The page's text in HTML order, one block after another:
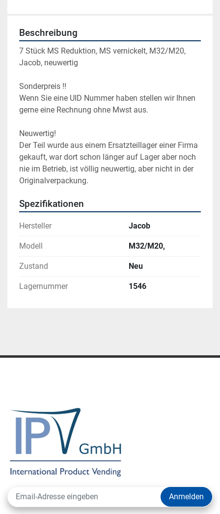
Beschreibung
7 Stück MS Reduktion, MS vernickelt, M32/M20,
Jacob, neuwertig
Sonderpreis !!
Wenn Sie eine UID Nummer haben stellen wir Ihnen
gerne eine Rechnung ohne Mwst aus.
Neuwertig!
Der Teil wurde aus einem Ersatzteillager einer Firma
gekauft, war dort schon länger auf Lager aber noch
nie im Betrieb, ist völlig neuwertig, aber nicht in der
Originalverpackung.
Spezifikationen
Hersteller Jacob
Modell M32/M20,
Zustand Neu
Lagernummer 1546
Anmelden